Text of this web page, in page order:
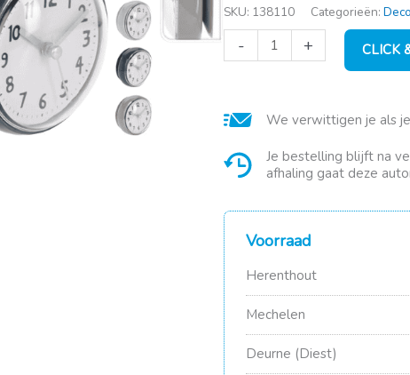
SKU: 138110 Categorieën: Deco
-
7.5X7.5
aantal
+ CLICK
We verwittigen je als
Je bestelling blijft na
afhaling gaat deze
Voorraad
Herenthout
Mechelen
Deurne (Diest)